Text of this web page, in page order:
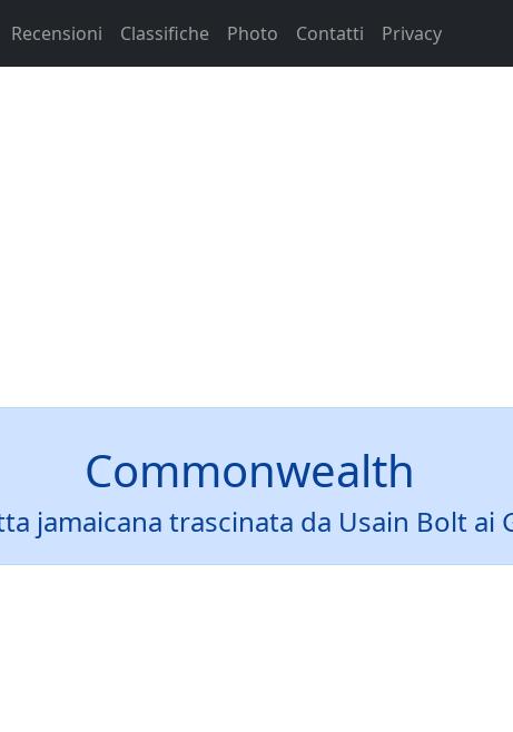
Recensioni Classifiche Photo Contatti Privacy
Commonwealth
jamaicana trascinata da Usain Bolt ai